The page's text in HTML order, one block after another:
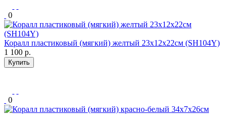
0
Коралл пластиковый (мягкий) желтый 23х12х22см (SH104Y)
1 100 р.
Купить
0